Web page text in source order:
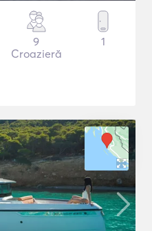
9
Croazieră
1